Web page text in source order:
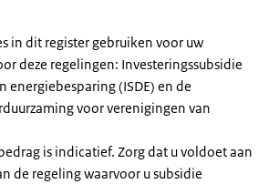
in dit register gebruiken voor uw
deze regelingen: Investeringssubsidie
energiebesparing (ISDE) en de
voor verenigingen van
is indicatief. Zorg dat u voldoet aan
de regeling waarvoor u subsidie